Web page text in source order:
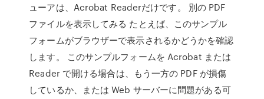
ューアは、Acrobat Readerだけです。 別の PDF
ファイルを表示してみる たとえば、このサンプル
フォームがブラウザーで表示されるかどうかを確認
します。 このサンプルフォームを Acrobat または
Reader で開ける場合は、もう一方の PDF が損傷
しているか、または Web サーバーに問題がある可